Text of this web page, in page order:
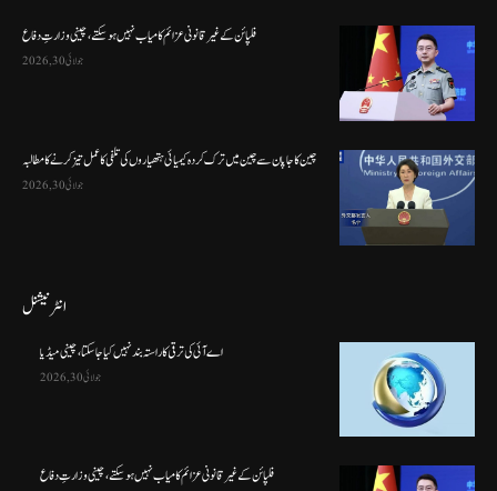
فلپائن کے غیر قانونی عزائم کامیاب نہیں ہو سکتے ، چینی وزارتِ دفاع
جولائی 30, 2026
چین کا جاپان سے چین میں ترک کردہ کیمیائی ہتھیاروں کی تلفی کا عمل تیز کرنے کا مطالبہ
جولائی 30, 2026
انٹرنیشنل
اے آئی کی ترقی کا راستہ بند نہیں کیا جا سکتا، چینی میڈیا
جولائی 30, 2026
فلپائن کے غیر قانونی عزائم کامیاب نہیں ہو سکتے ، چینی وزارتِ دفاع